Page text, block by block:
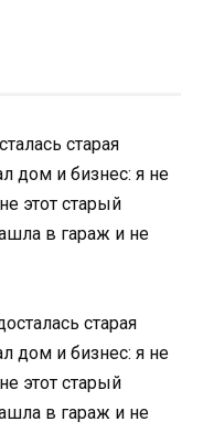
старая
дом и бизнес: я не
этот старый
в гараж и не